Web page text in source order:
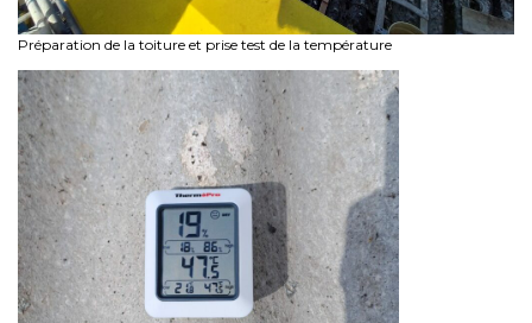
Préparation de la toiture et prise test de la température